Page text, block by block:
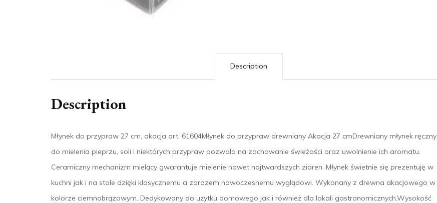
Description
Description
Młynek do przypraw 27 cm, akacja art. 61604Młynek do przypraw drewniany Akacja 27 cmDrewniany młynek ręczny
do mielenia pieprzu, soli i niektórych przypraw pozwala na zachowanie świeżości oraz uwolnienie ich aromatu.
Ceramiczny mechanizm mielący gwarantuje mielenie nawet najtwardszych ziaren. Młynek świetnie się prezentuję w
kuchni jak i na stole dzięki klasycznemu a zarazem nowoczesnemu wyglądowi. Wykonany z drewna akacjowego w
kolorze ciemnobrązowym. Dedykowany do użytku domowego jak i również dla lokali gastronomicznych.Wysokość